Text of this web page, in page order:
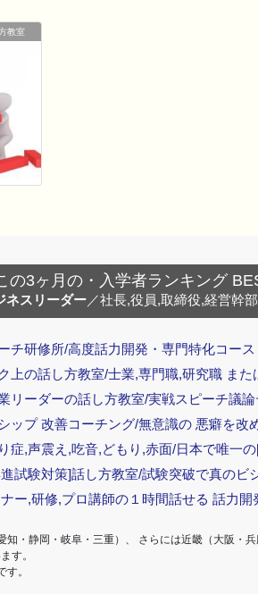
教室
の3ヶ月の・入学者ランキング
ネスリーダー／社長,役員,取締役,経営幹
チ研修所/高度話力開発・専門特化コー
上の話し方教室/士業,専門職,研究職 また
リーダーの話し方教室/実戦スピーチ議
ップ 改善コーチング/無意識の 悪癖を改
症,声震え,吃音,どもり,赤面/日本で唯一
試験対策]話し方教室/試験突破で真のビ
ー,研修,プロ講師の１時間話せる 話力開
・静岡・岐阜・三重）、 さらには近畿（大阪・兵
す。
。